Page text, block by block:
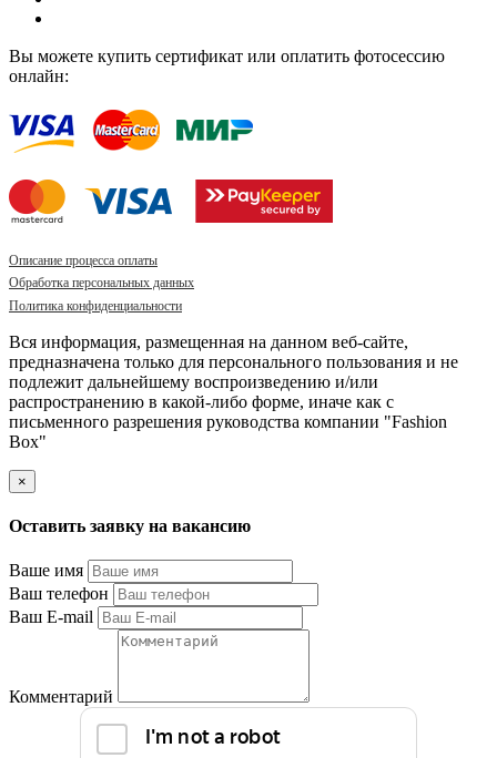
Вы можете купить сертификат или оплатить фотосессию
онлайн:
Описание процесса оплаты
Обработка персональных данных
Политика конфиденциальности
Вся информация, размещенная на данном веб-сайте,
предназначена только для персонального пользования и не
подлежит дальнейшему воспроизведению и/или
распространению в какой-либо форме, иначе как с
письменного разрешения руководства компании "Fashion
Box"
×
Оставить заявку на вакансию
Ваше имя
Ваш телефон
Ваш E-mail
Комментарий